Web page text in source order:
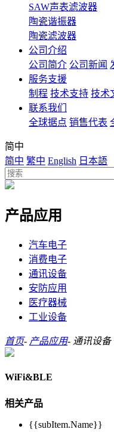
SAW声表滤波器
陶瓷谐振器
陶瓷滤波器
公司介绍
公司简介 公司新闻
服务支援
制程 技术支持 技术
联系我们
全球据点 销售代表
简中
简中 繁中 English 日本語
产品应用
汽车电子
消费电子
通讯设备
安防应用
医疗器械
工业设备
首页- 产品应用- 通讯设备
WiFi&BLE
相关产品
{{subItem.Name}}